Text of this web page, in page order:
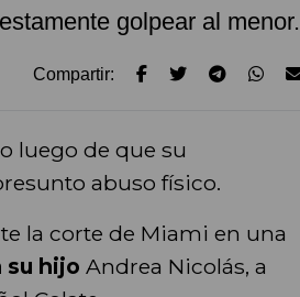
golpear al menor.
Compartir:
luego de que su
abuso físico.
la corte de Miami en una
su hijo Andrea Nicolás, a